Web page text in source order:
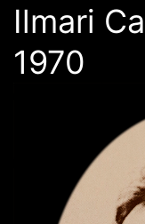
Ilmari
1970